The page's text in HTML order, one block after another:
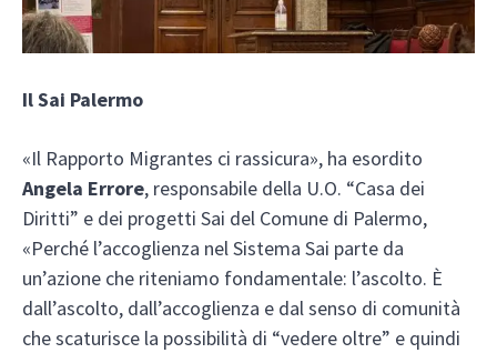
Il Sai Palermo
«Il Rapporto Migrantes ci rassicura», ha esordito
Angela Errore, responsabile della U.O. “Casa dei
Diritti” e dei progetti Sai del Comune di Palermo,
«Perché l’accoglienza nel Sistema Sai parte da
un’azione che riteniamo fondamentale: l’ascolto. È
dall’ascolto, dall’accoglienza e dal senso di comunità
che scaturisce la possibilità di “vedere oltre” e quindi